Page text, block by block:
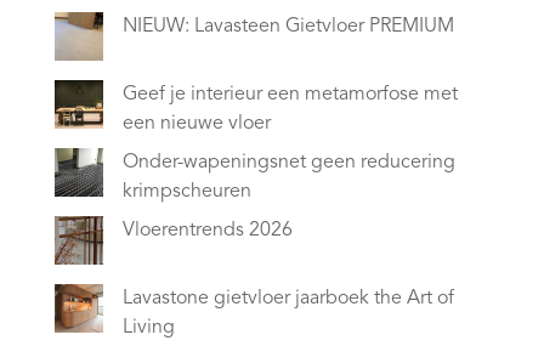
NIEUW: Lavasteen Gietvloer PREMIUM
Geef je interieur een metamorfose met
een nieuwe vloer
Onder-wapeningsnet geen reducering
krimpscheuren
Vloerentrends 2026
Lavastone gietvloer jaarboek the Art of
Living